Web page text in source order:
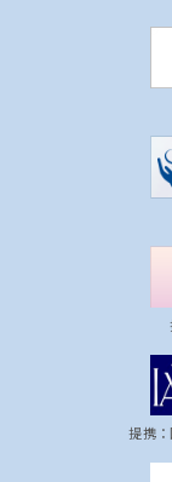
提携